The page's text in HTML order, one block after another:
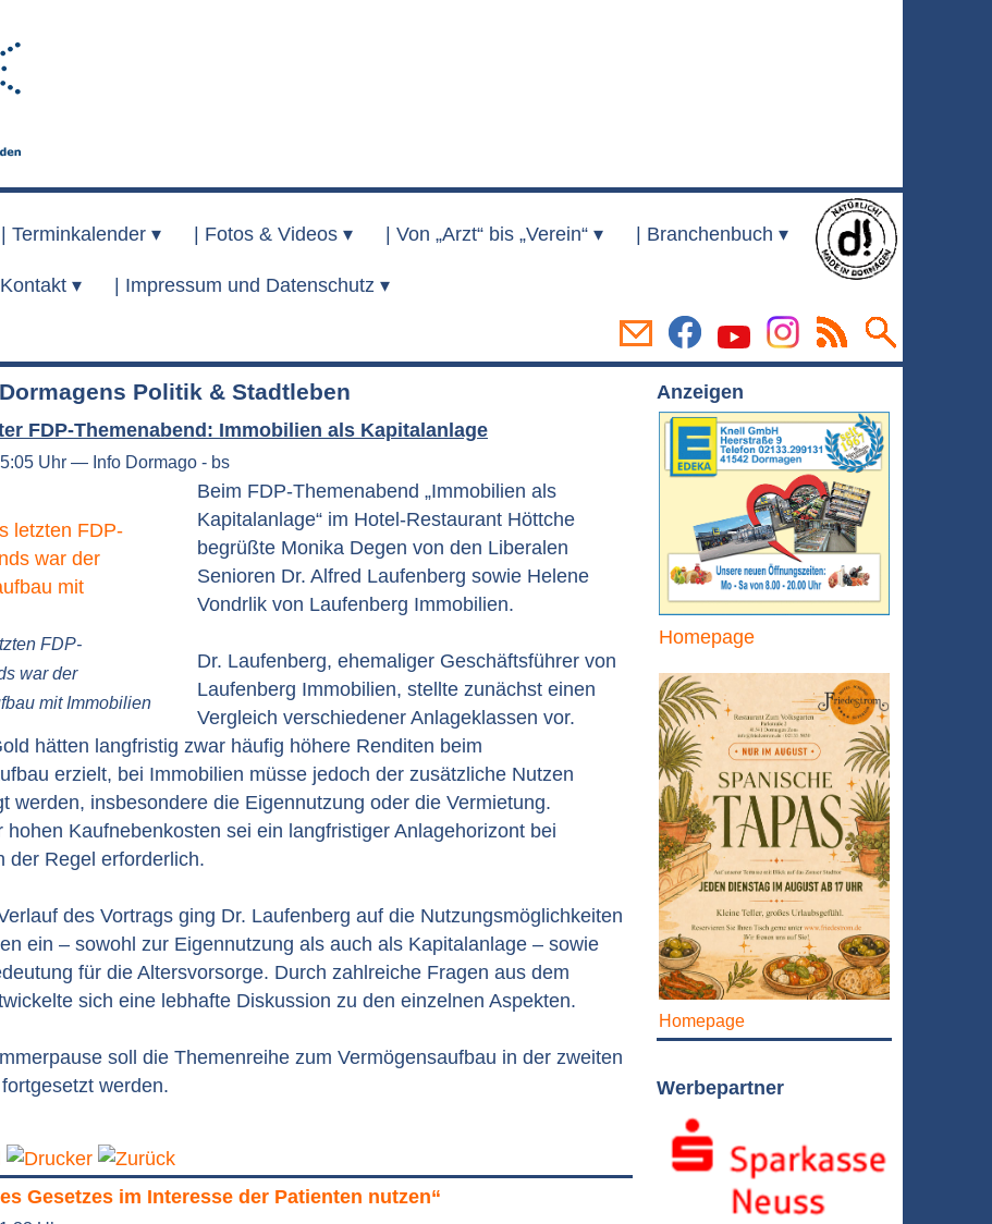
Terminkalender ▾ Fotos & Videos ▾ Von „Arzt“ bis „Verein“ ▾ Branchenbuch ▾
Kontakt ▾ Impressum und Datenschutz ▾
Politik & Stadtleben
FDP-Themenabend: Immobilien als Kapitalanlage
Uhr — Info Dormago - bs
FDP-
war der
mit Immobilien
Beim FDP-Themenabend „Immobilien als
Kapitalanlage“ im Hotel-Restaurant Höttche
begrüßte Monika Degen von den Liberalen
Senioren Dr. Alfred Laufenberg sowie Helene
Vondrlik von Laufenberg Immobilien.
Dr. Laufenberg, ehemaliger Geschäftsführer von
Laufenberg Immobilien, stellte zunächst einen
Vergleich verschiedener Anlageklassen vor.
hätten langfristig zwar häufig höhere Renditen beim
erzielt, bei Immobilien müsse jedoch der zusätzliche Nutzen
werden, insbesondere die Eigennutzung oder die Vermietung.
hohen Kaufnebenkosten sei ein langfristiger Anlagehorizont bei
der Regel erforderlich.
des Vortrags ging Dr. Laufenberg auf die Nutzungsmöglichkeiten
ein – sowohl zur Eigennutzung als auch als Kapitalanlage – sowie
für die Altersvorsorge. Durch zahlreiche Fragen aus dem
sich eine lebhafte Diskussion zu den einzelnen Aspekten.
soll die Themenreihe zum Vermögensaufbau in der zweiten
werden.
Gesetzes im Interesse der Patienten nutzen“
Anzeigen
Homepage
Homepage
Werbepartner